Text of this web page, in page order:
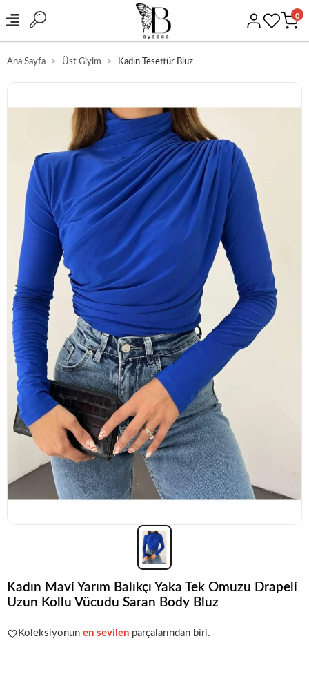
0
Ana Sayfa Üst Giyim Kadın Tesettür Bluz
Kadın Mavi Yarım Balıkçı Yaka Tek Omuzu Drapeli
Uzun Kollu Vücudu Saran Body Bluz
Popüler seçim!Gardırobunuz için harika bir tercih.
Koleksiyonun en sevilen parçalarından biri.